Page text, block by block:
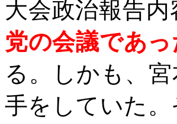
大会政治報告内
党の会議であっ
る。しかも、
手をしていた